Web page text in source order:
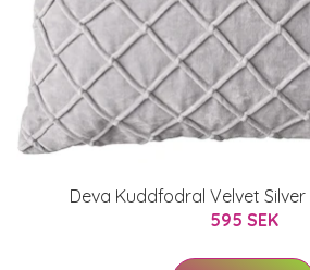
Deva Kuddfodral Velvet
595 SEK